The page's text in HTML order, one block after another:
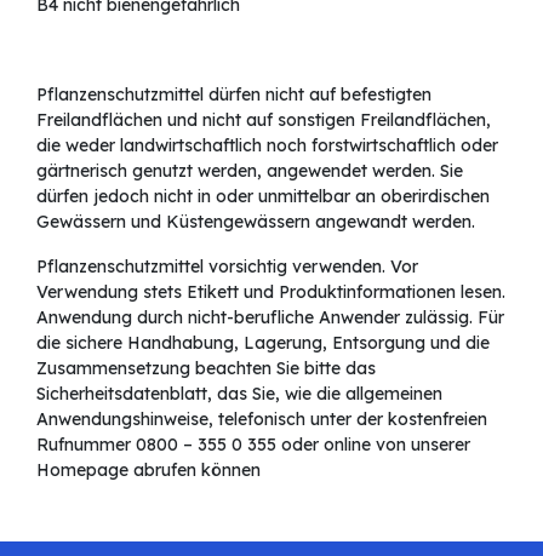
Pflanzenschutzmittel dürfen nicht auf befestigten
Freilandflächen und nicht auf sonstigen Freilandflächen,
die weder landwirtschaftlich noch forstwirtschaftlich oder
gärtnerisch genutzt werden, angewendet werden. Sie
dürfen jedoch nicht in oder unmittelbar an oberirdischen
Gewässern und Küstengewässern angewandt werden.
Pflanzenschutzmittel vorsichtig verwenden. Vor
Verwendung stets Etikett und Produktinformationen lesen.
Anwendung durch nicht-berufliche Anwender zulässig. Für
die sichere Handhabung, Lagerung, Entsorgung und die
Zusammensetzung beachten Sie bitte das
Sicherheitsdatenblatt, das Sie, wie die allgemeinen
Anwendungshinweise, telefonisch unter der kostenfreien
Rufnummer 0800 – 355 0 355 oder online von unserer
Homepage abrufen können